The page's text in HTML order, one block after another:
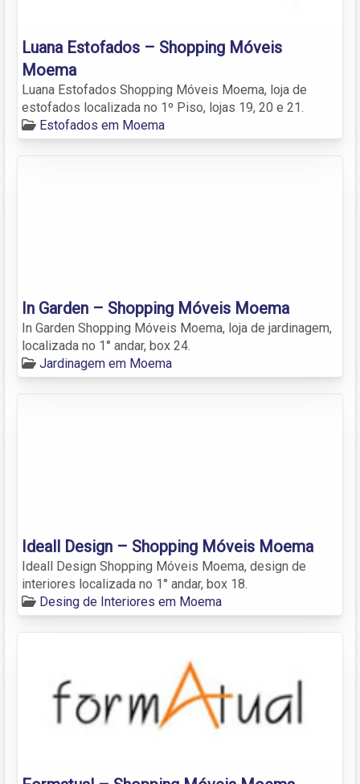
Luana Estofados – Shopping Móveis
Moema
Luana Estofados Shopping Móveis Moema, loja de
estofados localizada no 1º Piso, lojas 19, 20 e 21.
Estofados em Moema
In Garden – Shopping Móveis Moema
In Garden Shopping Móveis Moema, loja de jardinagem,
localizada no 1° andar, box 24.
Jardinagem em Moema
Ideall Design – Shopping Móveis Moema
Ideall Design Shopping Móveis Moema, design de
interiores localizada no 1° andar, box 18.
Desing de Interiores em Moema